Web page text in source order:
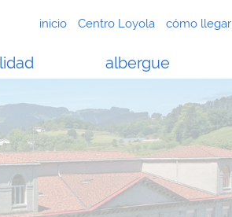
inicio Centro Loyola cómo llegar
albergue